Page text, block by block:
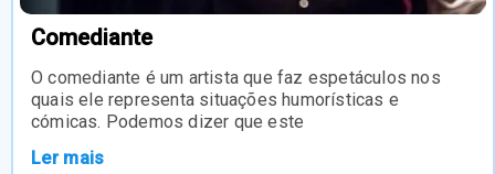
Comediante
O comediante é um artista que faz espetáculos nos
quais ele representa situações humorísticas e
cómicas. Podemos dizer que este
Ler mais